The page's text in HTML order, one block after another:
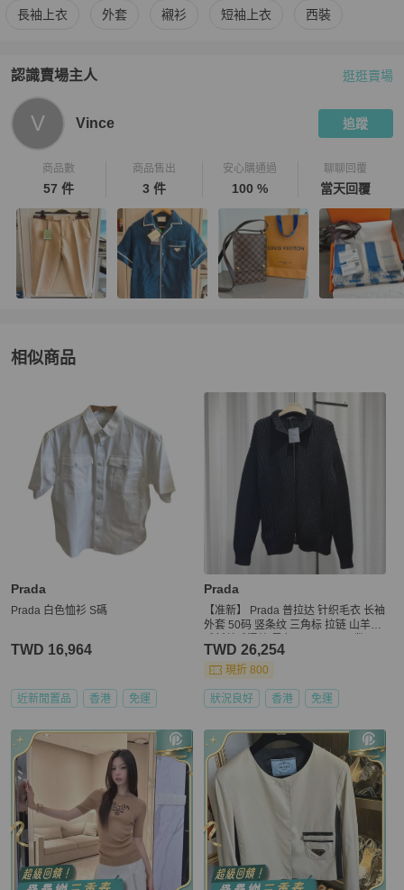
更多Prada 相似商品推薦
長袖上衣 外套 襯衫 短袖上衣 西裝
認識賣場主人
PopChill 拍拍圈嚴選賣家
逛逛賣場
V Vince 追蹤
商品數
57 件
商品售出
3 件
安心購通過
100 %
聊聊回覆
當天回覆
相似商品
Prada
Prada 白色恤衫 S碼
TWD 16,964
近新閒置品 香港 免運
Prada
【准新】 Prada 普拉达 针织毛衣 长袖
外套 50码 竖条纹 三角标 拉链 山羊驼
据：衣长72 胸围132 肩宽57 成色：
准新 编号：b736 工价：12091
TWD 26,254
現折 800
狀況良好 香港 免運